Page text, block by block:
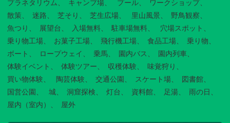
プラネタリウム
キャンプ場 プール
ワークショップ
散策
迷路 芝そり 芝生広場 里山風景
野鳥観察
魚つり
展望台 入場無料 駐車場無料
穴場スポット
乗り物工場
お菓子工場 飛行機工場 食品工場
乗り物
ボート
ロープウェイ 乗馬 園内バス
園内列車
体験イベント
体験ツアー 収穫体験
味覚狩り
買い物体験
陶芸体験 交通公園 スケート場
図書館
国営公園
城 洞窟探検 灯台 資料館 足湯
雨の日
屋内（室内）
屋外